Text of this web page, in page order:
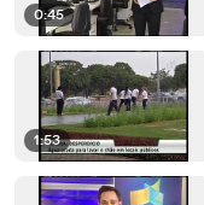
0:45
1:53